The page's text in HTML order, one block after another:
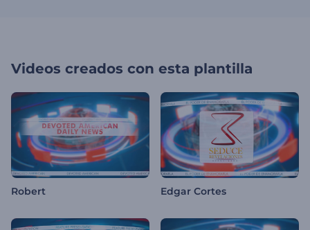
Videos creados con esta plantilla
Robert Edgar Cortes